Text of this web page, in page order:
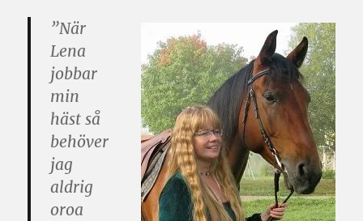
”När
Lena
jobbar
min
häst så
behöver
jag
aldrig
oroa